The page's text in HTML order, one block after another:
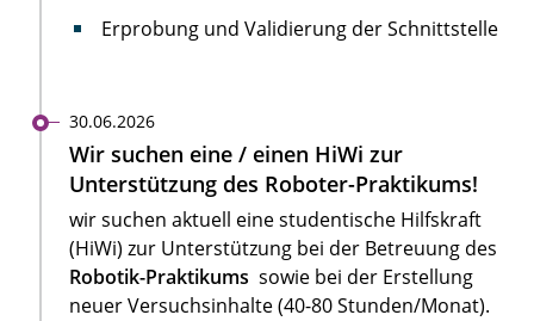
Erprobung und Validierung der Schnittstelle
30.06.2026
Wir suchen eine / einen HiWi zur
Unterstützung des Roboter-Praktikums!
wir suchen aktuell eine studentische Hilfskraft
(HiWi) zur Unterstützung bei der Betreuung des
Robotik-Praktikums sowie bei der Erstellung
neuer Versuchsinhalte (40-80 Stunden/Monat).